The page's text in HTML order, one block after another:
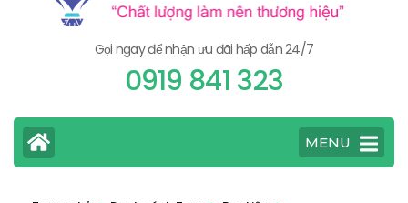
Gọi ngay để nhận ưu đãi hấp dẫn 24/7
0919 841 323
MENU